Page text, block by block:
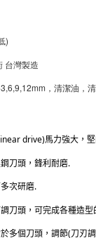
)
台灣製造
，清潔油，
drive)馬力強大，
刀頭，鋒利耐磨.
次研磨.
刀頭，可完成各種造
多個刀頭，調節(刀刃